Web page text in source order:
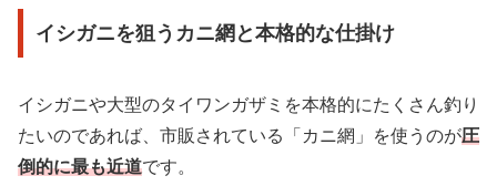
イシガニを狙うカニ網と本格的な仕掛け
イシガニや大型のタイワンガザミを本格的にたくさん釣り
たいのであれば、市販されている「カニ網」を使うのが圧
倒的に最も近道です。